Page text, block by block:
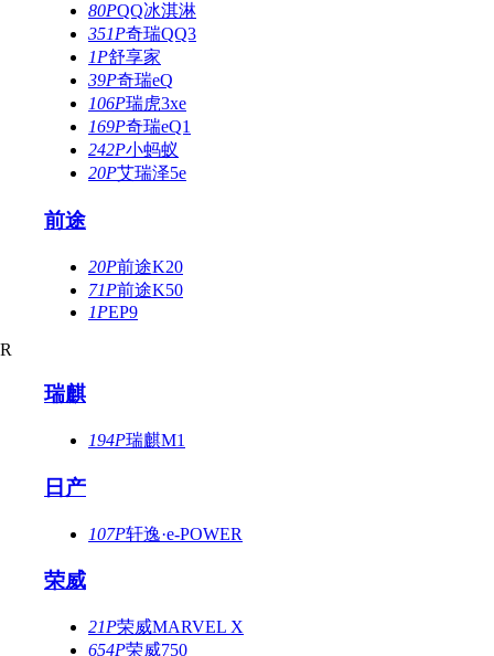
80PQQ冰淇淋
351P奇瑞QQ3
1P舒享家
39P奇瑞eQ
106P瑞虎3xe
169P奇瑞eQ1
242P小蚂蚁
20P艾瑞泽5e
前途
20P前途K20
71P前途K50
1PEP9
R
瑞麒
194P瑞麒M1
日产
107P轩逸·e-POWER
荣威
21P荣威MARVEL X
654P荣威750